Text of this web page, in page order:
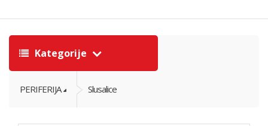
Kategorije
PERIFERIJA Slusalice